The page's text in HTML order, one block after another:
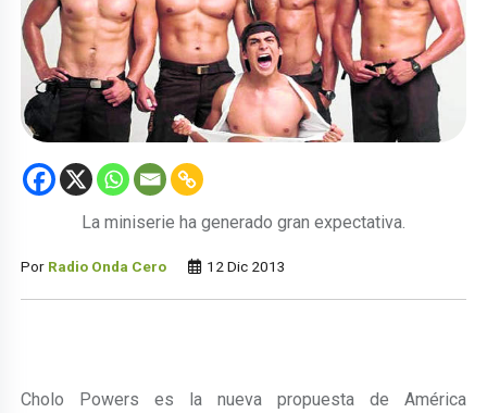
La miniserie ha generado gran expectativa.
Por Radio Onda Cero 12 Dic 2013
Cholo Powers es la nueva propuesta de América